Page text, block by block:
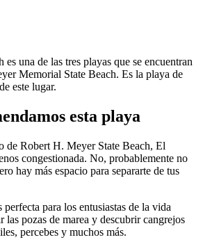
es una de las tres playas que se encuentran
Memorial State Beach. Es la playa de
este lugar.
esta playa
de Robert H. Meyer State Beach, El
congestionada. No, probablemente no
hay más espacio para separarte de tus
perfecta para los entusiastas de la vida
las pozas de marea y descubrir cangrejos
percebes y muchos más.